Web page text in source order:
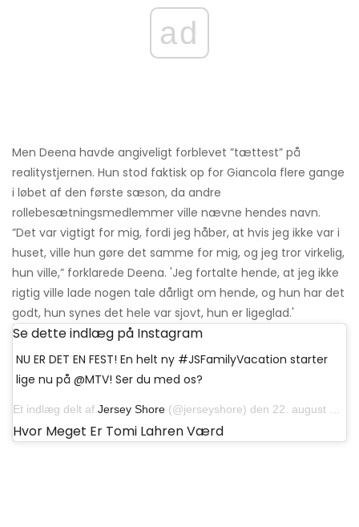
ad
Men Deena havde angiveligt forblevet ”tættest” på
realitystjernen. Hun stod faktisk op for Giancola flere gange
i løbet af den første sæson, da andre
rollebesætningsmedlemmer ville nævne hendes navn.
”Det var vigtigt for mig, fordi jeg håber, at hvis jeg ikke var i
huset, ville hun gøre det samme for mig, og jeg tror virkelig,
hun ville,” forklarede Deena. 'Jeg fortalte hende, at jeg ikke
rigtig ville lade nogen tale dårligt om hende, og hun har det
godt, hun synes det hele var sjovt, hun er ligeglad.'
Se dette indlæg på Instagram
NU ER DET EN FEST! En helt ny #JSFamilyVacation starter
lige nu på @MTV! Ser du med os?
Et indlæg delt af Jersey Shore (@jerseyshore) den 22. august 2019 kl. 16:59 PDT
Hvor Meget Er Tomi Lahren Værd